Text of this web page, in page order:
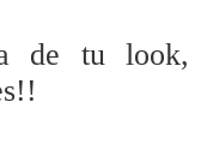
de tu